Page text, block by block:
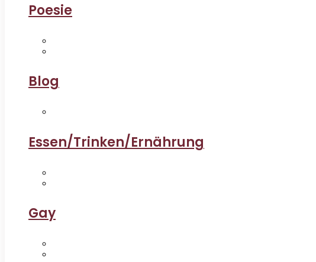
Poesie
Blog
Essen/Trinken/Ernährung
Gay